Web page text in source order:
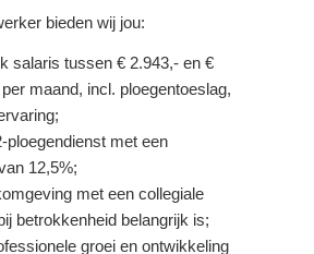
bieden wij jou:
salaris tussen € 2.943,- en €
maand, incl. ploegentoeslag,
ploegendienst met een
12,5%;
met een collegiale
betrokkenheid belangrijk is;
groei en ontwikkeling